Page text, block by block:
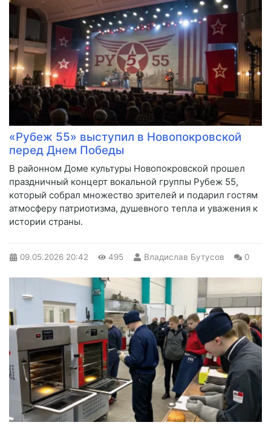
«Рубеж 55» выступил в Новопокровской
перед Днем Победы
В районном Доме культуры Новопокровской прошел
праздничный концерт вокальной группы Рубеж 55,
который собрал множество зрителей и подарил гостям
атмосферу патриотизма, душевного тепла и уважения к
истории страны.
09.05.2026 20:42 495 Владислав Бутусов 0